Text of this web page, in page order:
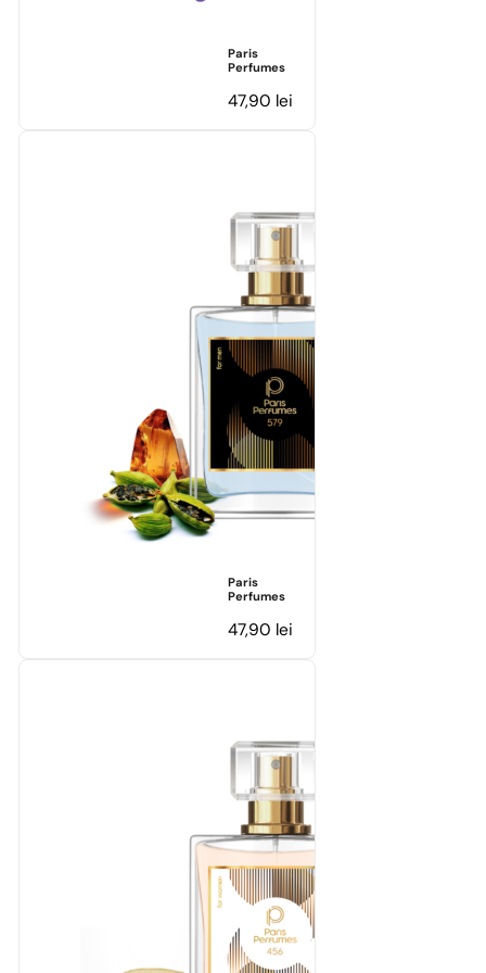
Paris
Perfumes
47,90 lei
Paris
Perfumes
47,90 lei